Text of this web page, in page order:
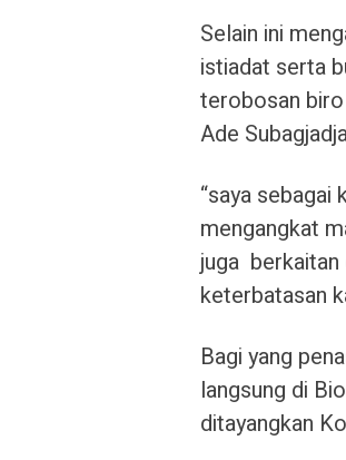
Selain ini
istiadat serta
terobosan
Ade
“saya
mengangkat
juga berkaitan
keterbatasan
Bagi yang
langsung di
ditayangkan